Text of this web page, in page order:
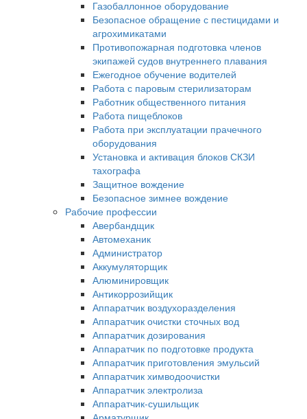
Газобаллонное оборудование
Безопасное обращение с пестицидами и
агрохимикатами
Противопожарная подготовка членов
экипажей судов внутреннего плавания
Ежегодное обучение водителей
Работа с паровым стерилизаторам
Работник общественного питания
Работа пищеблоков
Работа при эксплуатации прачечного
оборудования
Установка и активация блоков СКЗИ
тахографа
Защитное вождение
Безопасное зимнее вождение
Рабочие профессии
Авербандщик
Автомеханик
Администратор
Аккумуляторщик
Алюминировщик
Антикоррозийщик
Аппаратчик воздухоразделения
Аппаратчик очистки сточных вод
Аппаратчик дозирования
Аппаратчик по подготовке продукта
Аппаратчик приготовления эмульсий
Аппаратчик химводоочистки
Аппаратчик электролиза
Аппаратчик-сушильщик